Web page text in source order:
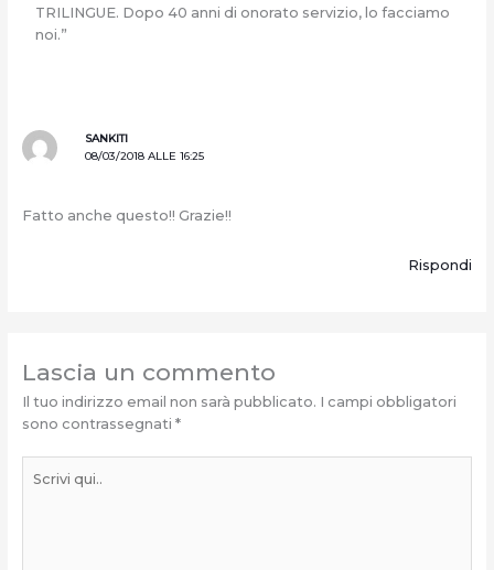
TRILINGUE. Dopo 40 anni di onorato servizio, lo facciamo
noi.”
SANKITI
08/03/2018 ALLE 16:25
Fatto anche questo!! Grazie!!
Rispondi
Lascia un commento
Il tuo indirizzo email non sarà pubblicato. I campi obbligatori
sono contrassegnati *
qui..